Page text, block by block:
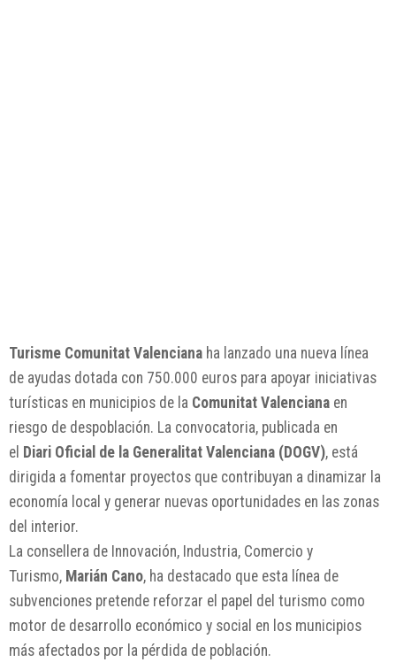
Turisme Comunitat Valenciana ha lanzado una nueva línea
de ayudas dotada con 750.000 euros para apoyar iniciativas
turísticas en municipios de la Comunitat Valenciana en
riesgo de despoblación. La convocatoria, publicada en
el Diari Oficial de la Generalitat Valenciana (DOGV), está
dirigida a fomentar proyectos que contribuyan a dinamizar la
economía local y generar nuevas oportunidades en las zonas
del interior.
La consellera de Innovación, Industria, Comercio y
Turismo, Marián Cano, ha destacado que esta línea de
subvenciones pretende reforzar el papel del turismo como
motor de desarrollo económico y social en los municipios
más afectados por la pérdida de población.